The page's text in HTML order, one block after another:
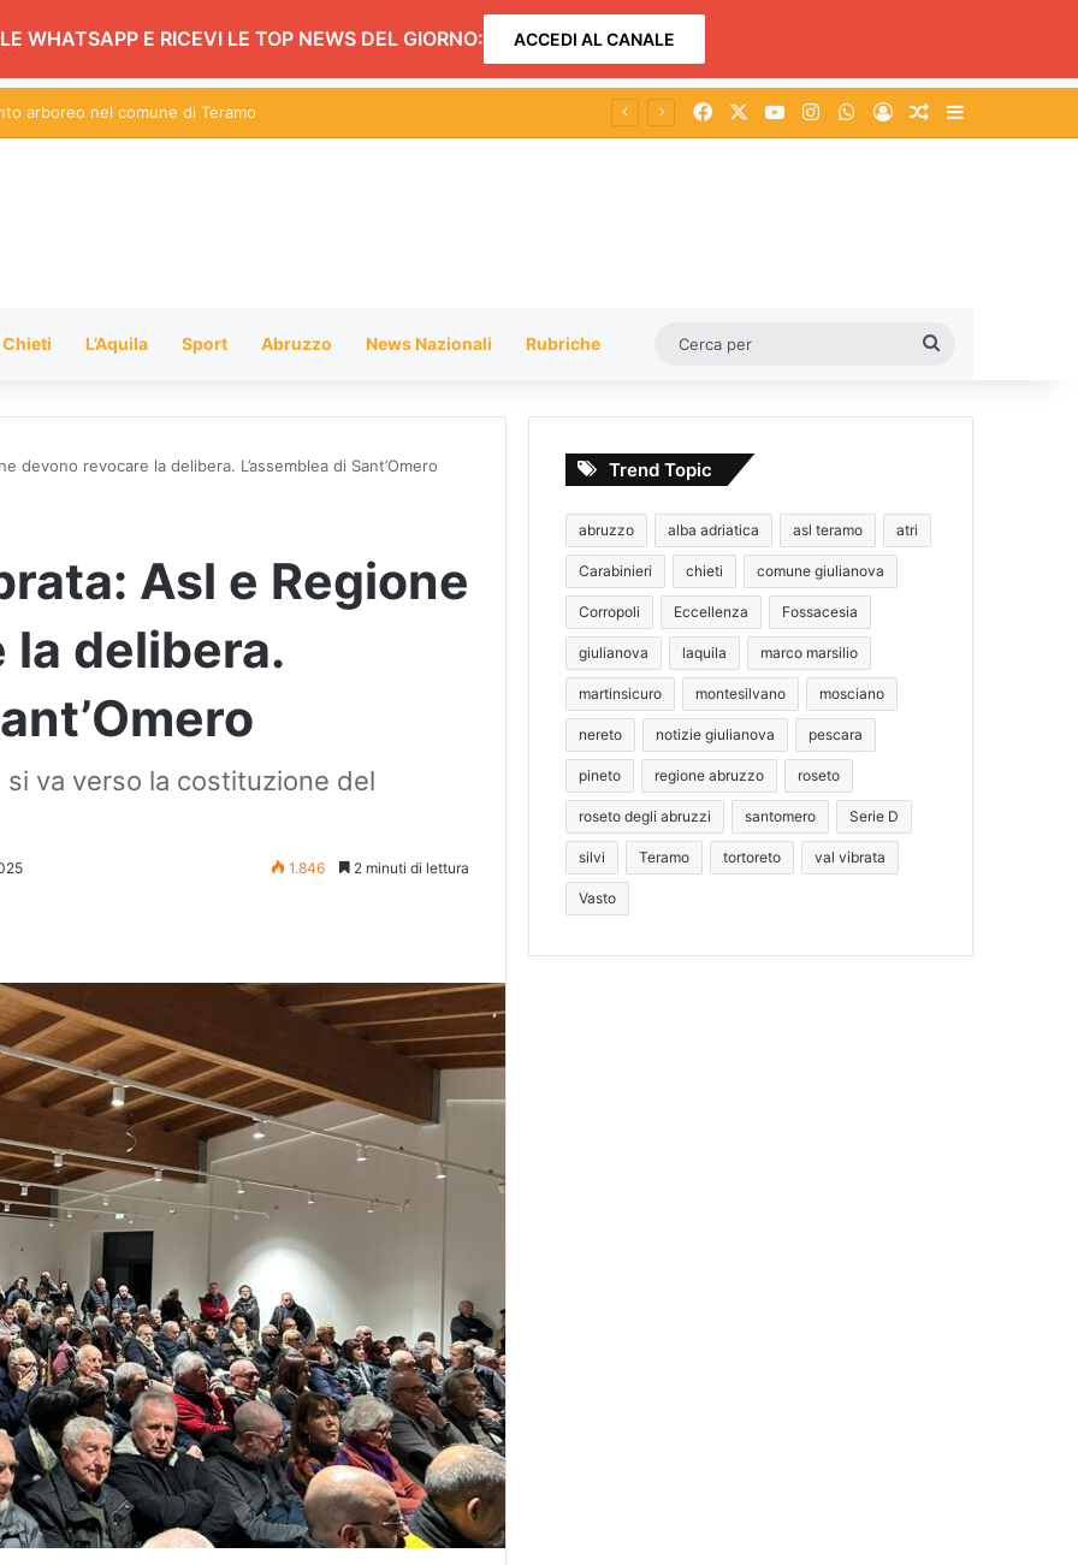
WHATSAPP E RICEVI LE TOP NEWS DEL GIORNO: ACCEDI AL CANALE
arboreo nel comune di Teramo Facebook You TubeInstagramWhatsApp
AccediUn articolo a
Chieti L’Aquila Sport Abruzzo News Nazionali Rubriche
devono revocare la delibera. L’assemblea di Sant’Omero
Asl e Regione
la delibera.
va verso la costituzione del
1.846 2 minuti di lettura
Trend Topic
abruzzo alba adriatica asl teramo atri
Carabinieri chieti comune giulianova
Corropoli Eccellenza Fossacesia
giulianova laquila marco marsilio
martinsicuro montesilvano mosciano
nereto notizie giulianova pescara
pineto regione abruzzo roseto
roseto degli abruzzi santomero Serie D
silvi Teramo tortoreto val vibrata
Vasto